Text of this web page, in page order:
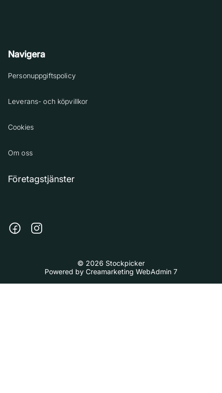
Navigera
Personuppgiftspolicy
Leverans- och köpvillkor
Cookies
Om oss
Företagstjänster
© 2026 Stockpicker
Powered by Creamarketing WebAdmin 7